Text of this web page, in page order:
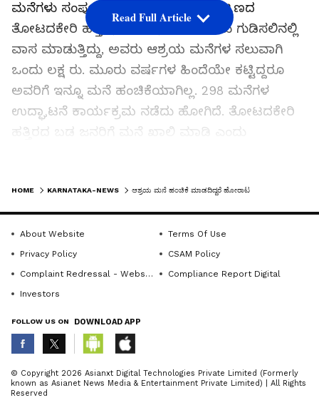
ಮನೆಗಳು ಸಂಪೂರ್ಣ ನಿರ್ಮಾಣವಾಗಿವೆ. ಪಟ್ಟಣದ
ತೋಟದಕೇರಿ ಹತ್ತಿರ(ಕೆರಿವಂಡಿ) ಕಡುಬಡವರು ಗುಡಿಸಲಿನಲ್ಲಿ
ವಾಸ ಮಾಡುತ್ತಿದ್ದು, ಅವರು ಆಶ್ರಯ ಮನೆಗಳ ಸಲುವಾಗಿ
ಒಂದು ಲಕ್ಷ ರು. ಮೂರು ವರ್ಷಗಳ ಹಿಂದೆಯೇ ಕಟ್ಟಿದ್ದರೂ
ಅವರಿಗೆ ಇನ್ನೂ ಮನೆ ಹಂಚಿಕೆಯಾಗಿಲ್ಲ. 298 ಮನೆಗಳ
ಉದ್ಘಾಟನೆ ಕಾರ್ಯಕ್ರಮ ನಡೆದು ಹೋಗಿದೆ. ತೋಟದಕೇರಿ
ಹತ್ತಿರದ ಬಡ ಜನರಿಗೆ ಮನೆ ಖಾಲಿ ಮಾಡಿ ಎಂದು
ಒಳಗಾಗಿ ಆಶ್ರಯ ಮನೆಹಂಚಿಕೆ ಮಾಡಬೇಕು. ವಿಳಂಬವಾದರೆ
ಮುಂದಿನ ದಿನಗಳಲ್ಲಿ ಮನೆಗಾಗಿ ಹೋರಾಟ ಮಾಡಲಾಗುವುದು
ಎಂದು ಎಚ್ಚರಿಕೆ ನೀಡಿದರು.
ಉಪತಹಸೀಲ್ದಾರ್ ಪರಶುರಾಮ ಕಲಾಲ ಮನವಿ
ಸ್ವೀಕರಿಸಿದರು. ಈ ಸಂದರ್ಭದಲ್ಲಿ ರೇಣವ್ವ ಜ್ಯಾಲಿಹಾಳ,
ಲೋಕೂರ, ರುಕ್ಕಿಣಿ ಡೆಂಬೆ, ರಾಜು ಡೆಂಬೆ, ರಿಜಿಯಾಬೇಗಂ
ಗೋರಿಮನಿ, ಮಮತಾಜ್ ಗೋರಿಮನಿ, ಶಂಕ್ರವ್ವ ಹೊನ್ನಿಕೊಳ್ಳಿ,
ಬಸವ್ವ ಕೊಪ್ಪದ, ಸದ್ದಾಂ ಲಾಡಖಾನ, ಚಂದ್ರು ಚವ್ಹಾಣ, ರತ್ನಾ
ಪೂಜಾರ, ಮಹಾದೇವಿ ಕಾಳೆ, ಜೋರಂ, ಮಾಬುಸಾಬ
Read Full Article
ABOUT THE AUTHOR
K KannadaprabhaNewsNetwork
HOME KARNATAKA-NEWS ಆಶ್ರಯ ಮನೆ ಹಂಚಿಕೆ ಮಾಡದಿದ್ದರೆ ಹೋರಾಟ
About Website
Terms Of Use
Privacy Policy
CSAM Policy
Complaint Redressal - Website
Compliance Report Digital
Investors
FOLLOW US ON DOWNLOAD APP
© Copyright 2026 Asianxt Digital Technologies Private Limited (Formerly
known as Asianet News Media & Entertainment Private Limited) | All Rights
Reserved